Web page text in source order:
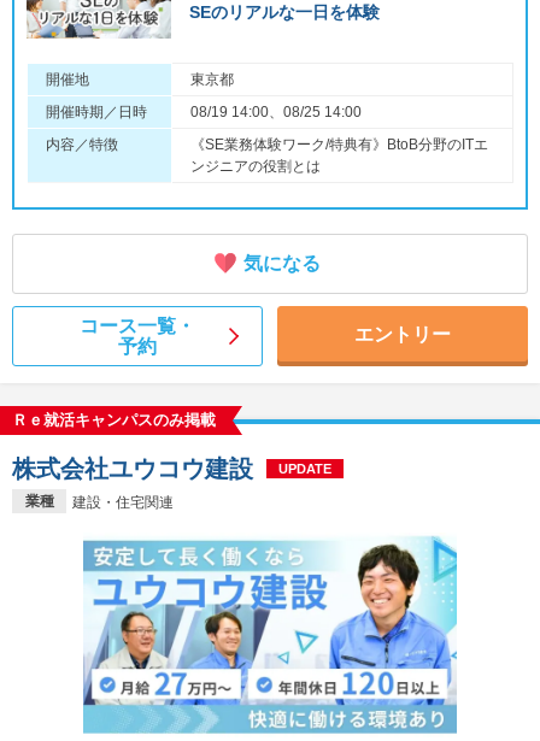
SEのリアルな一日を体験
開催地
東京都
開催時期／日時
08/19 14:00、08/25 14:00
内容／特徴
《SE業務体験ワーク/特典有》BtoB分野のITエ
ンジニアの役割とは
気になる
コース一覧・
予約
エントリー
Ｒｅ就活キャンパスのみ掲載
業種 建設・住宅関連
株式会社ユウコウ建設 UPDATE